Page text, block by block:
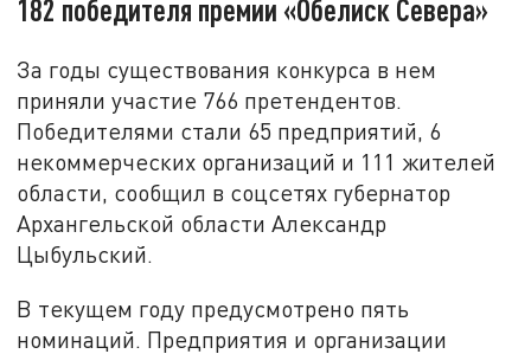
182 победителя премии «Обелиск Севера»
За годы существования конкурса в нем
приняли участие 766 претендентов.
Победителями стали 65 предприятий, 6
некоммерческих организаций и 111 жителей
области, сообщил в соцсетях губернатор
Архангельской области Александр
Цыбульский.
В текущем году предусмотрено пять
номинаций. Предприятия и организации